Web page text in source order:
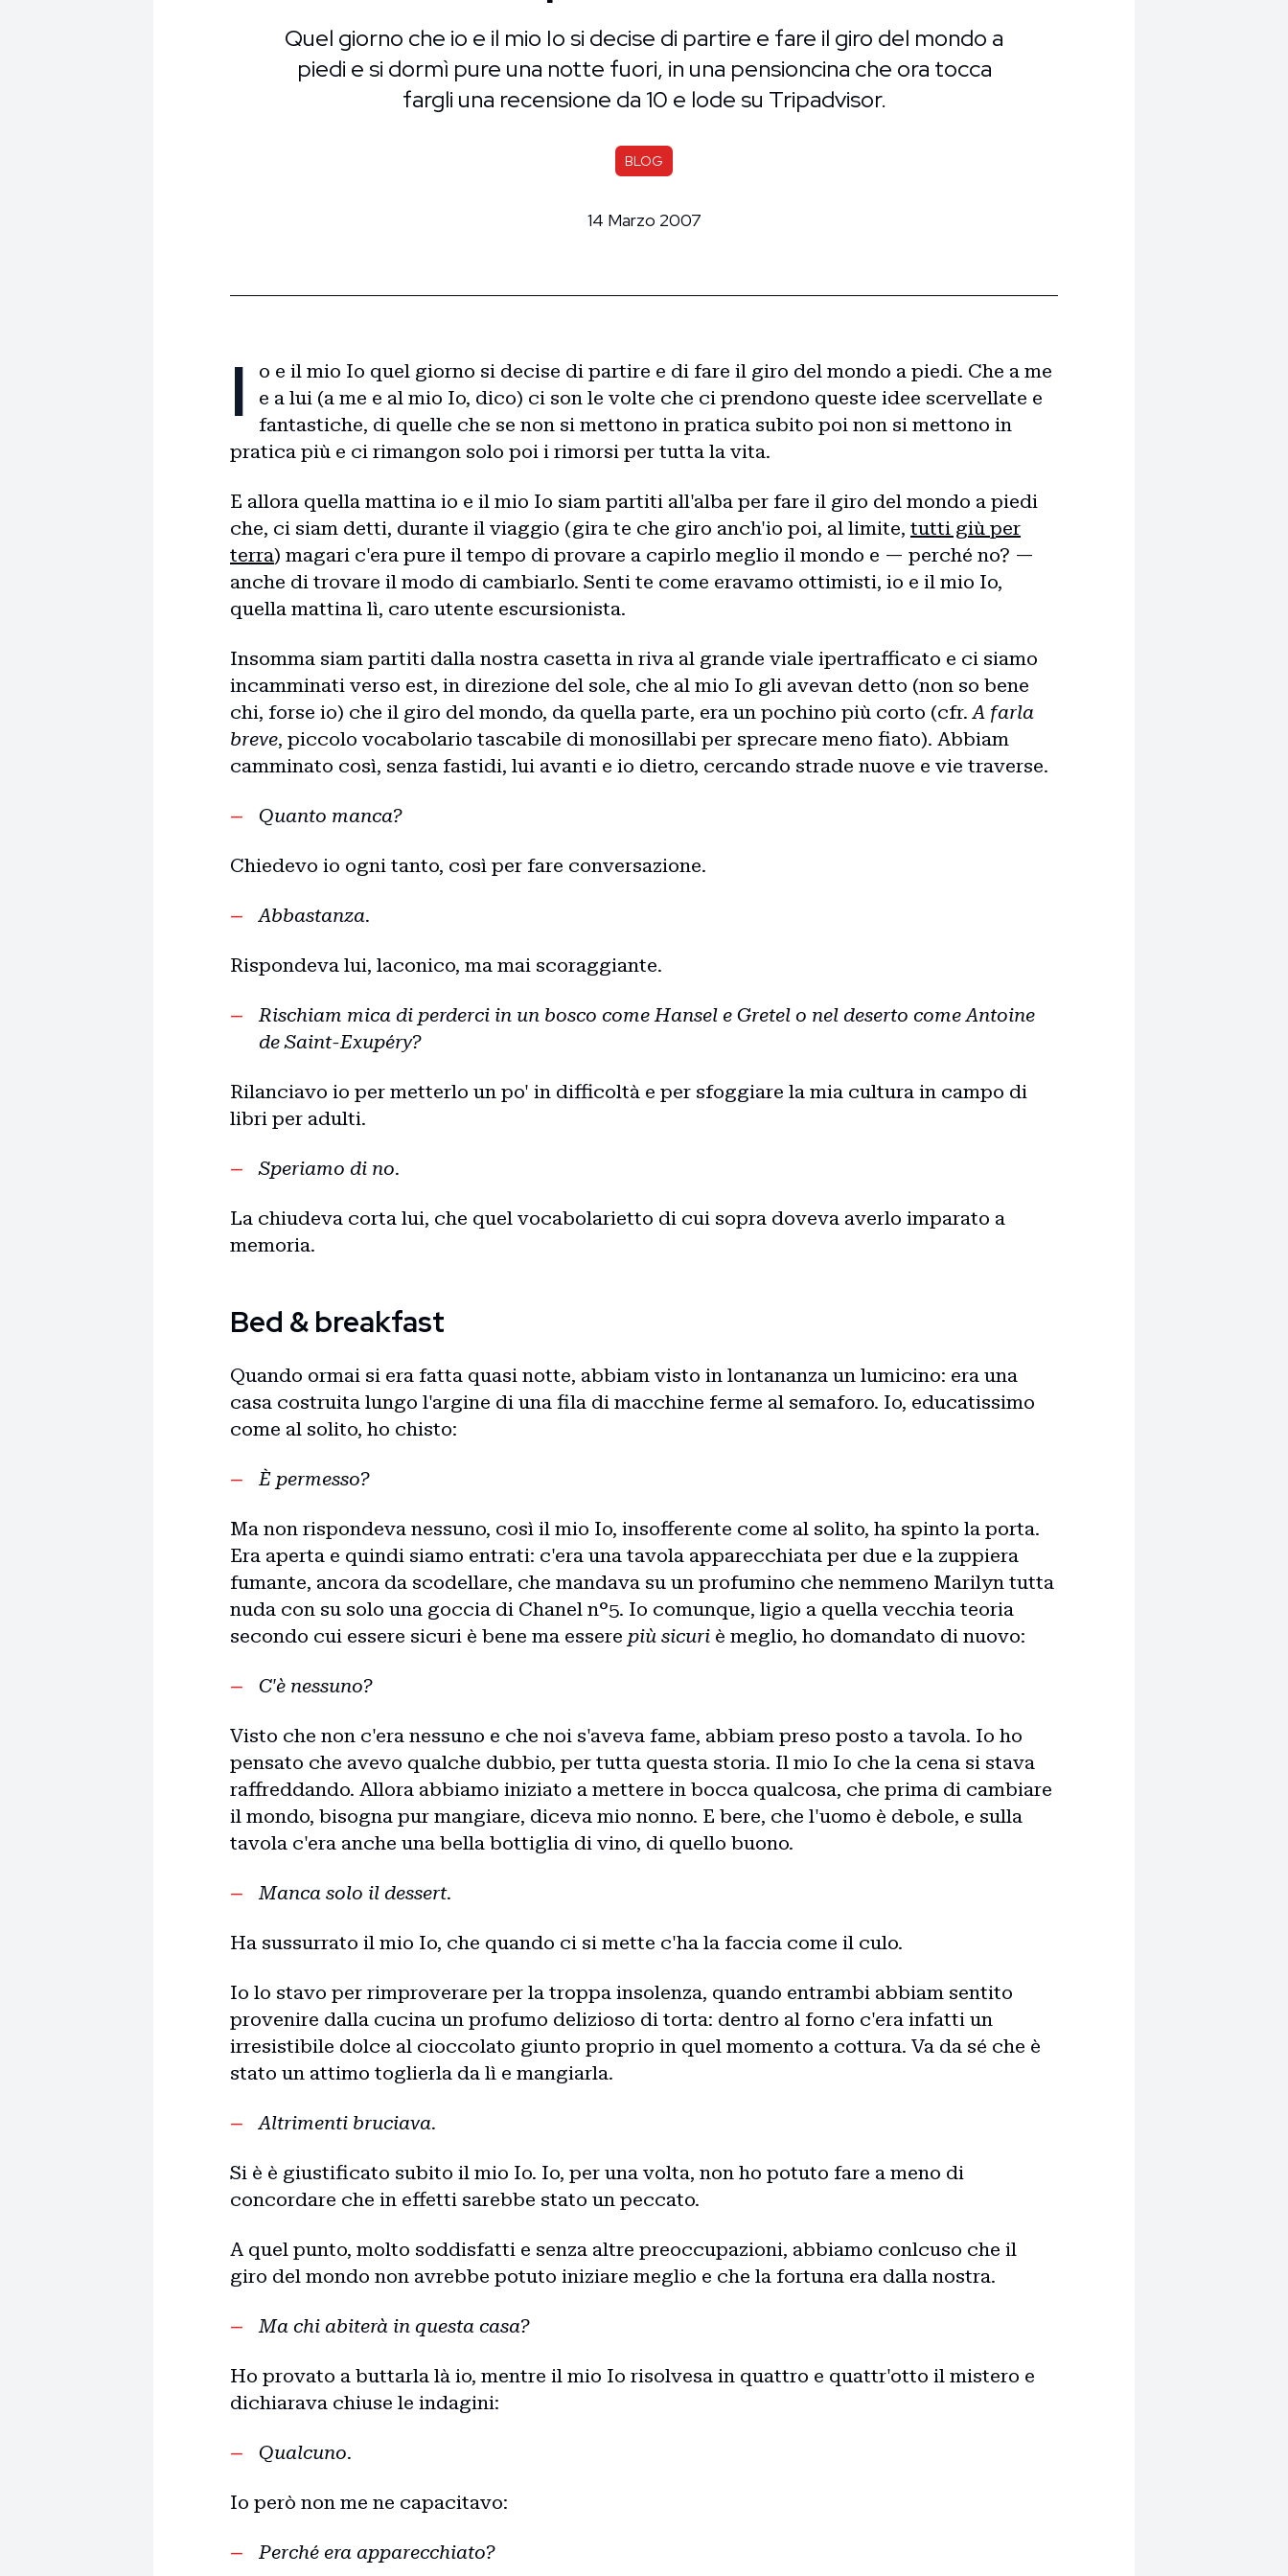
Intro
Storie
Quel giorno che io e il mio Io si decise di partire e fare il giro del mondo a
piedi e si dormì pure una notte fuori, in una pensioncina che ora tocca
fargli una recensione da 10 e lode su Tripadvisor.
BLOG
14 Marzo 2007
I
o e il mio Io quel giorno si decise di partire e di fare il giro del mondo a piedi. Che a me
e a lui (a me e al mio Io, dico) ci son le volte che ci prendono queste idee scervellate e
fantastiche, di quelle che se non si mettono in pratica subito poi non si mettono in
pratica più e ci rimangon solo poi i rimorsi per tutta la vita.
E allora quella mattina io e il mio Io siam partiti all'alba per fare il giro del mondo a piedi
che, ci siam detti, durante il viaggio (gira te che giro anch'io poi, al limite, tutti giù per
terra) magari c'era pure il tempo di provare a capirlo meglio il mondo e — perché no? —
anche di trovare il modo di cambiarlo. Senti te come eravamo ottimisti, io e il mio Io,
quella mattina lì, caro utente escursionista.
Insomma siam partiti dalla nostra casetta in riva al grande viale ipertrafficato e ci siamo
incamminati verso est, in direzione del sole, che al mio Io gli avevan detto (non so bene
chi, forse io) che il giro del mondo, da quella parte, era un pochino più corto (cfr.A farla
breve, piccolo vocabolario tascabile di monosillabi per sprecare meno fiato). Abbiam
camminato così, senza fastidi, lui avanti e io dietro, cercando strade nuove e vie traverse.
Quanto manca?
Chiedevo io ogni tanto, così per fare conversazione.
Abbastanza.
Rispondeva lui, laconico, ma mai scoraggiante.
Rischiam mica di perderci in un bosco come Hansel e Gretel o nel deserto come Antoine
de Saint-Exupéry?
Rilanciavo io per metterlo un po' in difficoltà e per sfoggiare la mia cultura in campo di
libri per adulti.
Speriamo di no.
La chiudeva corta lui, che quel vocabolarietto di cui sopra doveva averlo imparato a
memoria.
Bed & breakfast
Quando ormai si era fatta quasi notte, abbiam visto in lontananza un lumicino: era una
casa costruita lungo l'argine di una fila di macchine ferme al semaforo. Io, educatissimo
come al solito, ho chisto:
È permesso?
Ma non rispondeva nessuno, così il mio Io, insofferente come al solito, ha spinto la porta.
Era aperta e quindi siamo entrati: c'era una tavola apparecchiata per due e la zuppiera
fumante, ancora da scodellare, che mandava su un profumino che nemmeno Marilyn tutta
nuda con su solo una goccia di Chanel n°5. Io comunque, ligio a quella vecchia teoria
secondo cui essere sicuri è bene ma essere più sicuri è meglio, ho domandato di nuovo:
C'è nessuno?
Visto che non c'era nessuno e che noi s'aveva fame, abbiam preso posto a tavola. Io ho
pensato che avevo qualche dubbio, per tutta questa storia. Il mio Io che la cena si stava
raffreddando. Allora abbiamo iniziato a mettere in bocca qualcosa, che prima di cambiare
il mondo, bisogna pur mangiare, diceva mio nonno. E bere, che l'uomo è debole, e sulla
tavola c'era anche una bella bottiglia di vino, di quello buono.
Manca solo il dessert.
Ha sussurrato il mio Io, che quando ci si mette c'ha la faccia come il culo.
Io lo stavo per rimproverare per la troppa insolenza, quando entrambi abbiam sentito
provenire dalla cucina un profumo delizioso di torta: dentro al forno c'era infatti un
irresistibile dolce al cioccolato giunto proprio in quel momento a cottura. Va da sé che è
stato un attimo toglierla da lì e mangiarla.
Altrimenti bruciava.
Si è è giustificato subito il mio Io. Io, per una volta, non ho potuto fare a meno di
concordare che in effetti sarebbe stato un peccato.
A quel punto, molto soddisfatti e senza altre preoccupazioni, abbiamo conlcuso che il
giro del mondo non avrebbe potuto iniziare meglio e che la fortuna era dalla nostra.
Ma chi abiterà in questa casa?
Ho provato a buttarla là io, mentre il mio Io risolvesa in quattro e quattr'otto il mistero e
dichiarava chiuse le indagini:
Qualcuno.
Io però non me ne capacitavo:
Perché era apparecchiato?